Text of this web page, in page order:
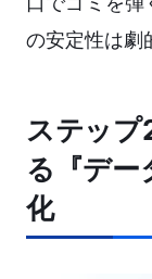
の安定性は劇
ステッ
る『デー
化